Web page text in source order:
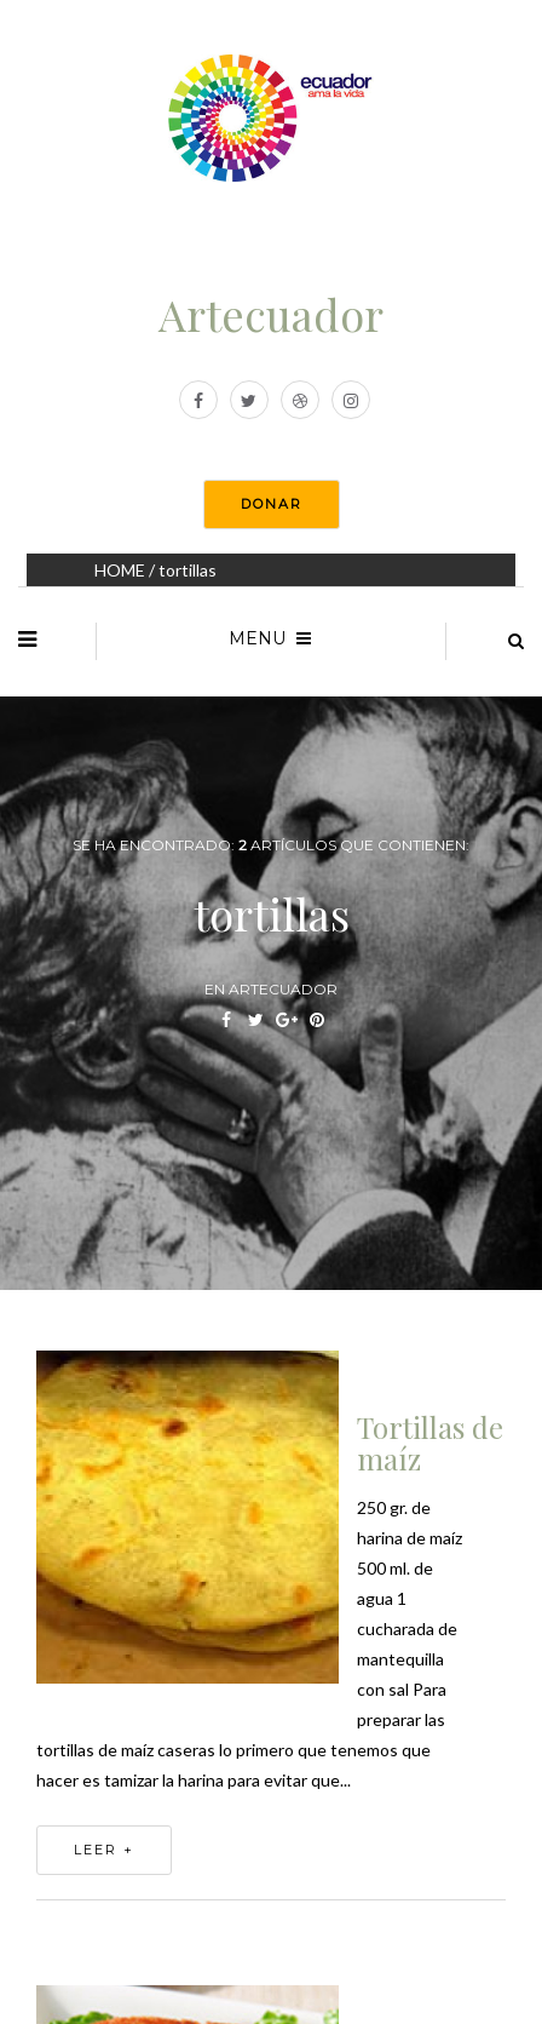
Artecuador
DONAR
HOME / tortillas
MENU
SE HA ENCONTRADO: 2 ARTÍCULOS QUE CONTIENEN:
tortillas
EN ARTECUADOR
Tortillas de
maíz
250 gr. de
harina de maíz
500 ml. de
agua 1
cucharada de
mantequilla
con sal Para
preparar las
tortillas de maíz caseras lo primero que tenemos que
hacer es tamizar la harina para evitar que...
LEER +